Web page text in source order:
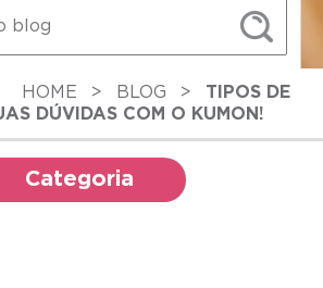
HOME > BLOG >
TIPOS DE
DÚVIDAS COM O KUMON!
Categoria